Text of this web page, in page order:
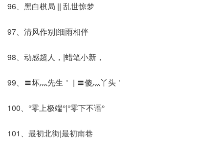
96、黑白棋局 || 乱世惊梦
97、清风作别|细雨相伴
98、动感超人，|蜡笔小新，
99、〓坏灬先生＇ | 〓傻灬丫头＇
100、°零上极端°|°零下不语°
101、最初北街|最初南巷